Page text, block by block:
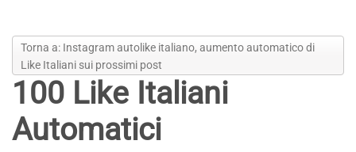
Torna a: Instagram autolike italiano, aumento automatico di
Like Italiani sui prossimi post
100 Like Italiani
Automatici